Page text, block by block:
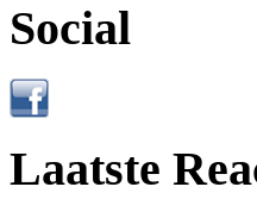
Social
Laatste